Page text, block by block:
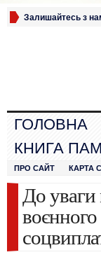
Залишайтесь з
ГОЛОВНА
КНИГА
ПРО САЙТ КАРТА
До уваги
воєнного